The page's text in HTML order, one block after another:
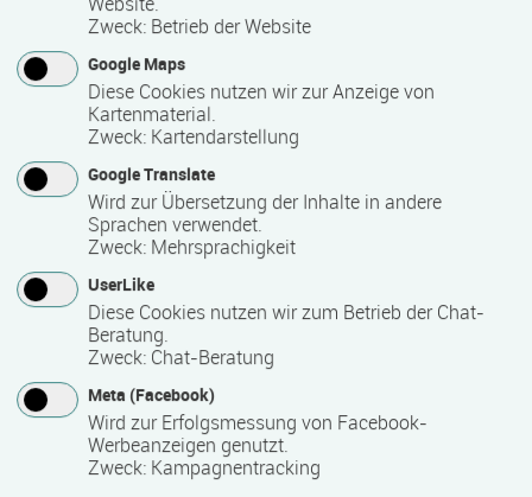
zertifiziert. WBS TRAINING ist SAP Bildungspartner und
zertifizierter Kooperationspartner bei zahlreichen
Softwareunternehmen, Verbänden und Netzwerken.
Kontakt
WBS TRAINING Mecklenburg-Vorpommern
Werkstraße 713
19061 Schwerin
Deutschland
Zweck: Betrieb der Website
Google Maps
Diese Cookies nutzen wir zur Anzeige von
Kartenmaterial.
Zweck: Kartendarstellung
Google Translate
Wird zur Übersetzung der Inhalte in andere
Sprachen verwendet.
Zweck: Mehrsprachigkeit
UserLike
Diese Cookies nutzen wir zum Betrieb der Chat-
Beratung.
Zweck: Chat-Beratung
Meta (Facebook)
Wird zur Erfolgsmessung von Facebook-
Werbeanzeigen genutzt.
Zweck: Kampagnentracking